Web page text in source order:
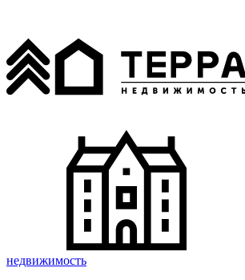
недвижимость